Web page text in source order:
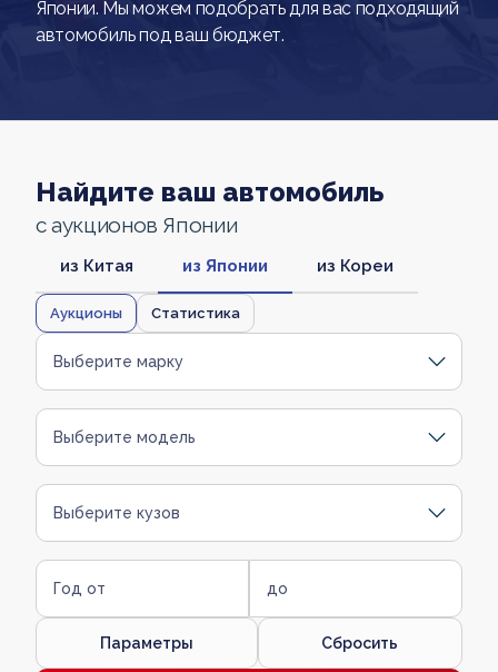
Японии. Мы можем подобрать для вас подходящий
автомобиль под ваш бюджет.
Найдите ваш автомобиль
с аукционов Японии
из Китая из Японии из Кореи
Аукционы Статистика
Выберите марку
Выберите модель
Выберите кузов
Год от до
Параметры Сбросить